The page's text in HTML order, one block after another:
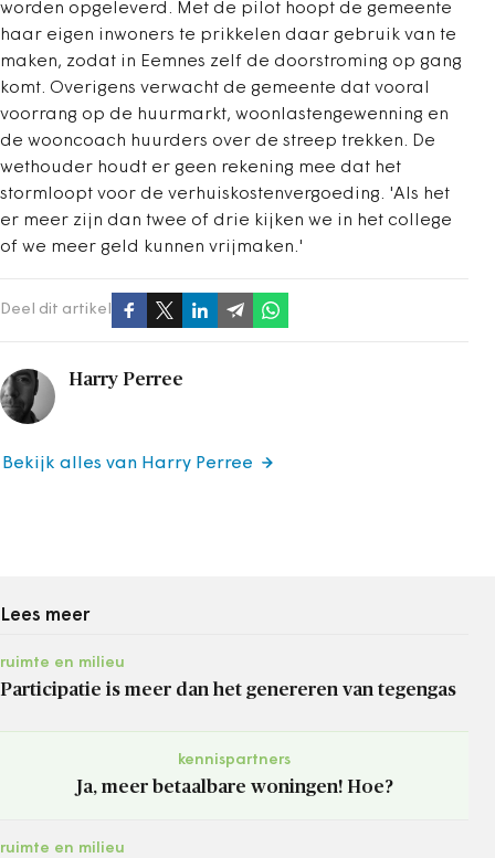
worden opgeleverd. Met de pilot hoopt de gemeente
haar eigen inwoners te prikkelen daar gebruik van te
maken, zodat in Eemnes zelf de doorstroming op gang
komt. Overigens verwacht de gemeente dat vooral
voorrang op de huurmarkt, woonlastengewenning en
de wooncoach huurders over de streep trekken. De
wethouder houdt er geen rekening mee dat het
stormloopt voor de verhuiskostenvergoeding. 'Als het
er meer zijn dan twee of drie kijken we in het college
of we meer geld kunnen vrijmaken.'
Deel dit artikel
Harry Perree
Bekijk alles van Harry Perree
Lees meer
ruimte en milieu
Participatie is meer dan het genereren van tegengas
kennispartners
Ja, meer betaalbare woningen! Hoe?
ruimte en milieu